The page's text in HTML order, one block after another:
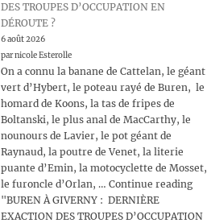
DES TROUPES D’OCCUPATION EN
DÉROUTE ?
6 août 2026
par nicole Esterolle
On a connu la banane de Cattelan, le géant
vert d’Hybert, le poteau rayé de Buren, le
homard de Koons, la tas de fripes de
Boltanski, le plus anal de MacCarthy, le
nounours de Lavier, le pot géant de
Raynaud, la poutre de Venet, la literie
puante d’Emin, la motocyclette de Mosset,
le furoncle d’Orlan, … Continue reading
"BUREN À GIVERNY : DERNIÈRE
EXACTION DES TROUPES D’OCCUPATION